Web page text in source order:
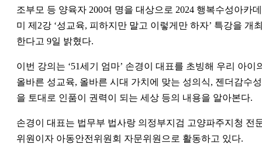
조부모 등 양육자 200여 명을 대상으로 2024 행복수성아카데
미 제2강 ‘성교육, 피하지만 말고 이렇게만 하자’ 특강을 개
한다고 9일 밝혔다.
이번 강의는 ‘51세기 엄마’ 손경이 대표를 초빙해 우리 아이
올바른 성교육, 올바른 시대 가치에 맞는 성의식, 젠더감수성
을 토대로 인품이 권력이 되는 세상 등의 내용을 알아본다.
손경이 대표는 법무부 법사랑 의정부지검 고양파주지청 전
위원이자 아동안전위원회 자문위원으로 활동하고 있다.